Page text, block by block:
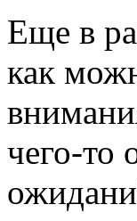
Еще в
как
чего-то